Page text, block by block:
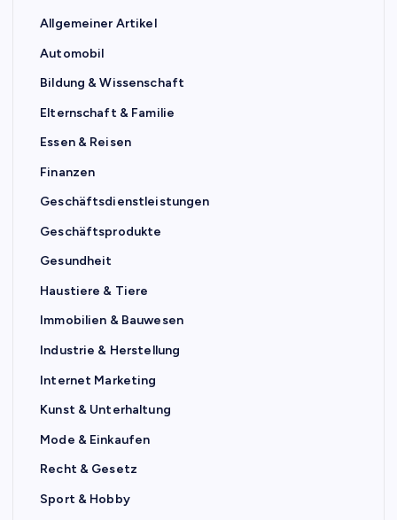
Allgemeiner Artikel
Automobil
Bildung & Wissenschaft
Elternschaft & Familie
Essen & Reisen
Finanzen
Geschäftsdienstleistungen
Geschäftsprodukte
Gesundheit
Haustiere & Tiere
Immobilien & Bauwesen
Industrie & Herstellung
Internet Marketing
Kunst & Unterhaltung
Mode & Einkaufen
Recht & Gesetz
Sport & Hobby